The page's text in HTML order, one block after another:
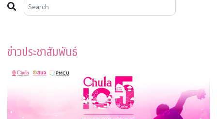
ข่าวประชาสัมพันธ์